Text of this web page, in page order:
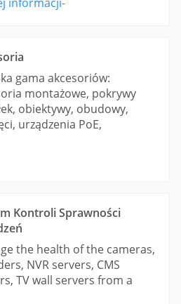
gama akcesoriów:
montażowe, pokrywy
obiektywy, obudowy,
urządzenia PoE,
Kontroli Sprawności
the health of the cameras,
NVR servers, CMS
TV wall servers from a